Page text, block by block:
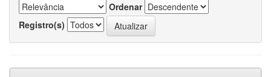
Ordenar
Registro(s)